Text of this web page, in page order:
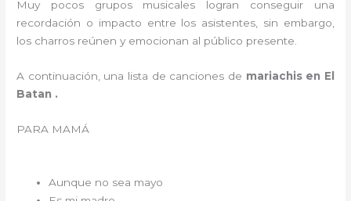
Muy pocos grupos musicales logran conseguir una
recordación o impacto entre los asistentes, sin embargo,
los charros reúnen y emocionan al público presente.
A continuación, una lista de canciones de mariachis en El
Batan .
PARA MAMÁ
Aunque no sea mayo